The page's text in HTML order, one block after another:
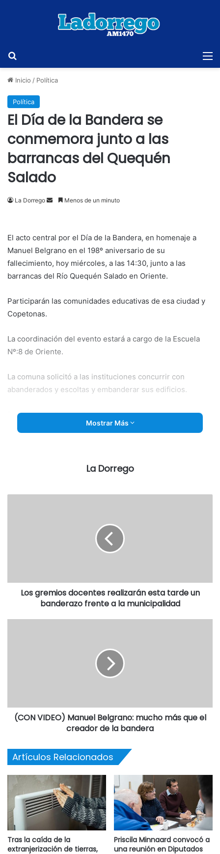
Inicio / Política
Política
El Día de la Bandera se
conmemora junto a las
barrancas del Quequén
Salado
La Dorrego
SendMenos de un minuto
El acto central por el Día de la Bandera, en homenaje a
Manuel Belgrano en el 198º aniversario de su
fallecimiento, hoy miércoles, a las 14:30, junto a las
barrancas del Río Quequén Salado en Oriente.
Participarán las comunidades educativas de esa ciudad y
Copetonas.
La coordinación del evento estará a cargo de la Escuela
Nº:8 de Oriente.
La comuna solicitó a las instituciones concurrir con
abanderados y escoltas y embanderar sus edificios.
Por su parte, Ramiro Zarzoso, director de Servicios,
informó que esta noche se reanudará la recolección
Mostrar Más
La Dorrego
Los gremios docentes realizarán esta tarde un
banderazo frente a la municipalidad
(CON VIDEO) Manuel Belgrano: mucho más que el
creador de la bandera
Artículos Relacionados
Tras la caída de la
extranjerización de tierras,
Priscila Minnaard convocó a
una reunión en Diputados